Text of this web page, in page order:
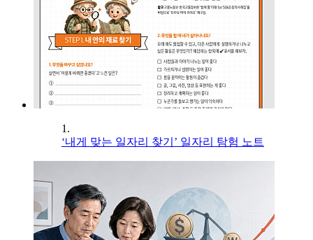
1.
‘내게 맞는 일자리 찾기’ 일자리 탐험 노트